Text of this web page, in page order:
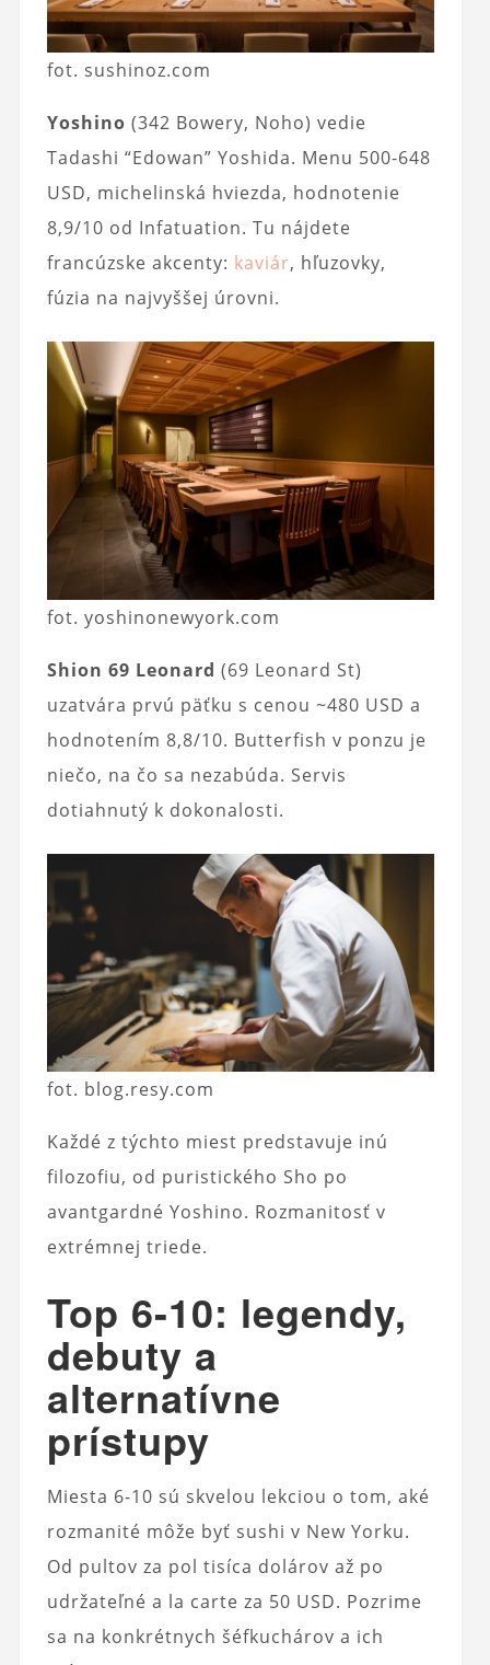
fot. sushinoz.com
Yoshino (342 Bowery, Noho) vedie
Tadashi “Edowan” Yoshida. Menu 500-648
USD, michelinská hviezda, hodnotenie
8,9/10 od Infatuation. Tu nájdete
francúzske akcenty: kaviár, hľuzovky,
fúzia na najvyššej úrovni.
fot. yoshinonewyork.com
Shion 69 Leonard (69 Leonard St)
uzatvára prvú päťku s cenou ~480 USD a
hodnotením 8,8/10. Butterfish v ponzu je
niečo, na čo sa nezabúda. Servis
dotiahnutý k dokonalosti.
fot. blog.resy.com
Každé z týchto miest predstavuje inú
filozofiu, od puristického Sho po
avantgardné Yoshino. Rozmanitosť v
extrémnej triede.
Top 6-10: legendy,
debuty a
alternatívne
prístupy
Miesta 6-10 sú skvelou lekciou o tom, aké
rozmanité môže byť sushi v New Yorku.
Od pultov za pol tisíca dolárov až po
udržateľné a la carte za 50 USD. Pozrime
sa na konkrétnych šéfkuchárov a ich